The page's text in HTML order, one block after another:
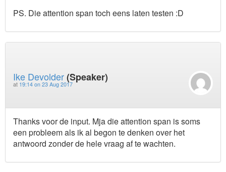
PS. Die attention span toch eens laten testen :D
Ike Devolder(Speaker)
at 19:14 on 23 Aug 2017
Thanks voor de input. Mja die attention span is soms
een probleem als ik al begon te denken over het
antwoord zonder de hele vraag af te wachten.